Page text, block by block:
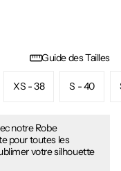
Guide des Tailles
XS - 38 S - 40
notre Robe
pour toutes les
votre silhouette